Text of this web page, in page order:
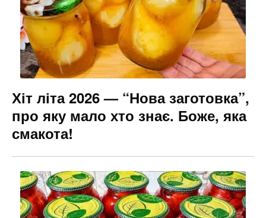
Хіт літа 2026 — “Нова заготовка”,
про яку мало хто знає. Боже, яка
смакота!